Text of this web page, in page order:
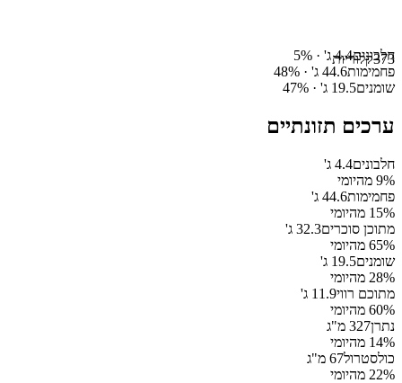
373קלוריותחלבונים4.4ג' · 5%
פחמימות44.6 ג' · 48%
שומנים19.5 ג' · 47%
ערכים תזונתיים
חלבונים4.4 ג'
9% מהיומי
פחמימות44.6 ג'
15% מהיומי
מתוכן סוכרים32.3 ג'
65% מהיומי
שומנים19.5 ג'
28% מהיומי
מתוכם רווי11.9 ג'
60% מהיומי
נתרן327 מ"ג
14% מהיומי
כולסטרול67 מ"ג
22% מהיומי